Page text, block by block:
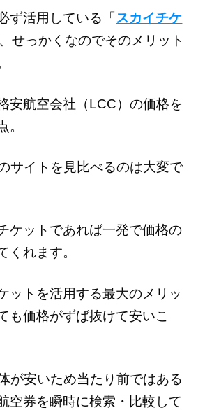
ず活用している「 スカイチケ
せっかくなのでそのメリット
安航空会社（LCC）の価格を
。
サイトを見比べるのは大変で
ケットであれば一発で価格の
くれます。
ットを活用する最大のメリッ
も価格がずば抜けて安いこ
が安いため当たり前ではある
空券を瞬時に検索・比較して